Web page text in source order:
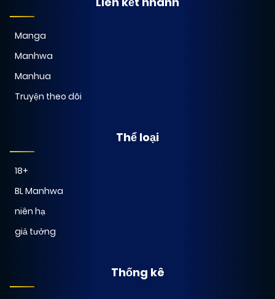
Manga
Manhwa
Manhua
Truyện theo dõi
Thể loại
18+
BL Manhwa
niên hạ
giả tưởng
Thống kê